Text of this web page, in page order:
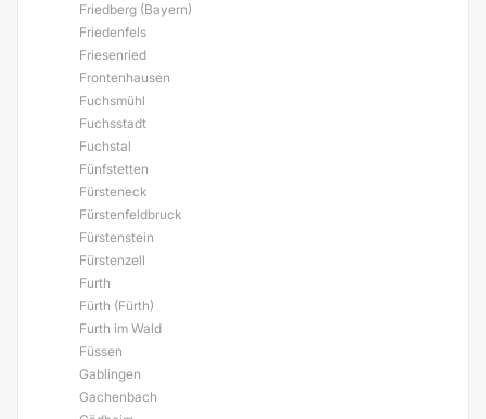
Friedberg (Bayern)
Friedenfels
Friesenried
Frontenhausen
Fuchsmühl
Fuchsstadt
Fuchstal
Fünfstetten
Fürsteneck
Fürstenfeldbruck
Fürstenstein
Fürstenzell
Furth
Fürth (Fürth)
Furth im Wald
Füssen
Gablingen
Gachenbach